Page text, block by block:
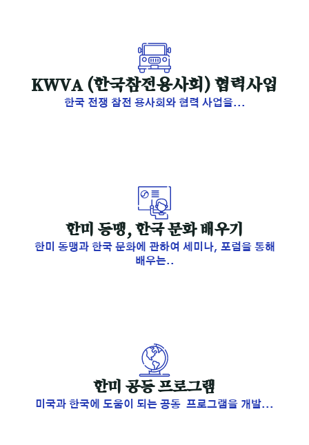
KWVA (한국참전용사회) 협력사업
한국 전쟁 참전 용사회와 협력 사업을...
한미 동맹, 한국 문화 배우기
한미 동맹과 한국 문화에 관하여 세미나, 포럼을 통해
배우는..
​한미 공동 프로그램
미국과 한국에 도움이 되는 공동 프로그램을 개발...